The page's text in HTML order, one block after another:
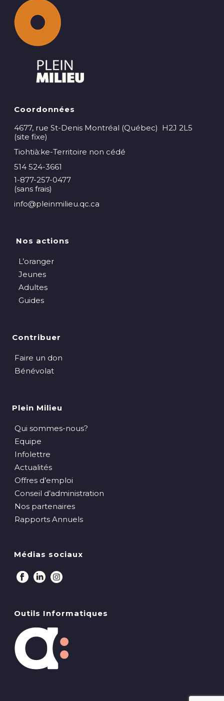
Coordonnées
4677, rue St-Denis Montréal (Québec) H2J 2L5
(site fixe)
Tiohtià:ke-Territoire non cédé
514 524-3661
1-877-257-0477
(sans frais)
info@pleinmilieu.qc.ca
Nos actions
L’oranger
Jeunes
Adultes
Guides
Contribuer
Faire un don
Bénévolat
Plein Milieu
Qui sommes-nous?
Equipe
Infolettre
Actualités
Offres d’emploi
Conseil d’administration
Nos partenaires
Rapports Annuels
Médias sociaux
Outils Informatiques